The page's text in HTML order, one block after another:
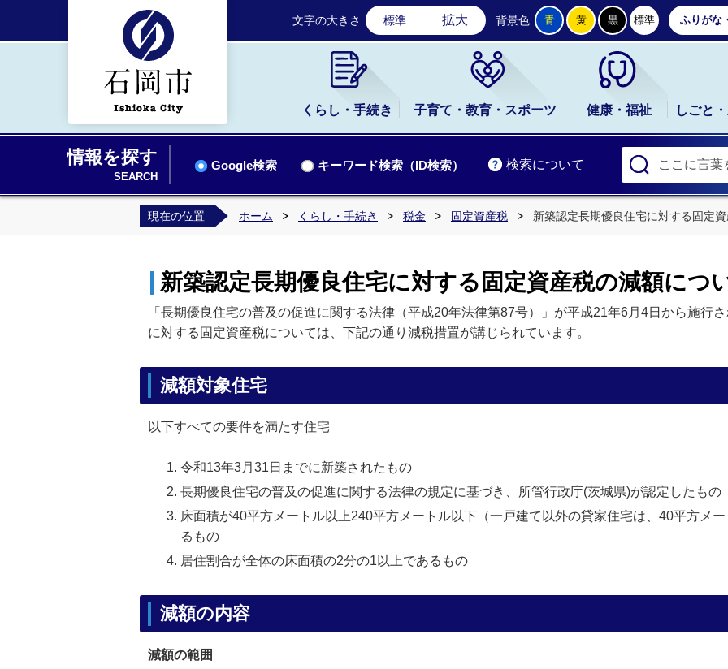
石岡市公式ホームページ
文字の大きさ 標準 拡大 背景色 青 黄 黒 標準 ふりがな
くらし・手続き 子育て・教育・スポーツ 健康・福祉 しごと
情報を探す
SEARCH
検索について
Google検索 キーワード検索（ID検索）
現在の位置 ホーム くらし・手続き 税金 固定資産税 新築認定長期優良住宅に対する固定
新築認定長期優良住宅に対する固定資産税の減額につ
「長期優良住宅の普及の促進に関する法律（平成20年法律第87号）」が平成21年6月4日から施行
に対する固定資産税については、下記の通り減税措置が講じられています。
減額対象住宅
以下すべての要件を満たす住宅
令和13年3月31日までに新築されたもの
長期優良住宅の普及の促進に関する法律の規定に基づき、所管行政庁(茨城県)が認定したもの
床面積が40平方メートル以上240平方メートル以下（一戸建て以外の貸家住宅は、40平方メ
るもの
居住割合が全体の床面積の2分の1以上であるもの
減額の内容
減額の範囲